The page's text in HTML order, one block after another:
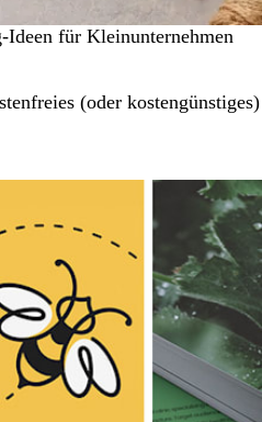
Ideen für Kleinunternehmen
(oder kostengünstiges)